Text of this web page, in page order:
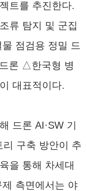
트를 추진한다.
류 탐지 및 군집
점검용 정밀 드
론 △한국형 병
대표적이다.
드론 AI·SW 기
구축 방안이 추
을 통해 차세대
측면에서는 야